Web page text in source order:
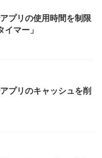
プリの使用時間を制限
マー」
プリのキャッシュを削